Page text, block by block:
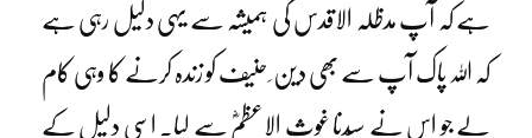
ہے کہ آپ مدظلہ الاقدس کی ہمیشہ سے یہی دلیل رہی ہے
کہ اللہ پاک آپ سے بھی دین ِ حنیف کو زندہ کرنے کا وہی کام
لے جو اس نے سیّدنا غوث الاعظمؓ سے لیا۔ اسی دلیل کے